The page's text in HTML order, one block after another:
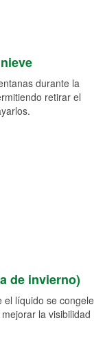
durante la
retirar el
de invierno)
el líquido se congele
la visibilidad